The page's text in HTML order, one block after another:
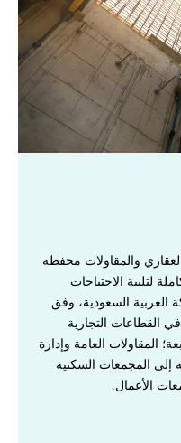
والمقاولات محفظة
لتلبية الاحتياجات
العربية السعودية، وفق
القطاعات التجارية
المقاولات العامة وإدارة
إلى المجمعات السكنية
الأعمال.